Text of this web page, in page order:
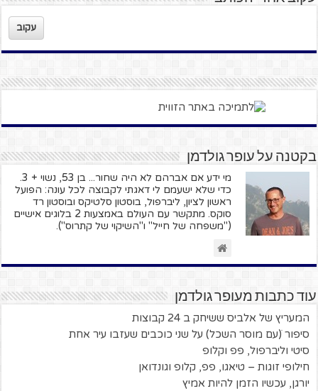
עקוב
בקטנה על עופר גולדמן
מי ידע אם אברהם לא היה שחור... בן 53, נשוי + 3.
כדי שלא ישעמם לי דאגתי לקבוצה לכל עונה: הפועל
ראשון לציון, ליברפול, בוסטון סלטיקס ובוסטון רד
סוקס. מתקשר עם העולם באמצעות 2 בלוגים אישיים
("משפחה של חייל" ו"השיקוי של קתרוס").
עוד כתבות מעופר גולדמן
המעריץ של אלביס ששיחק ב 24 קבוצות
סיפור ׁ(עם מוסר השכל) על שני כוכבים שעזבו עיר אחת
סיטי וליברפול, פפ וקלופ
חילופי זוגות – טיאגו, פפ, קלופ וגונדואן
יורגן, עכשיו הזמן להיות אמיץ